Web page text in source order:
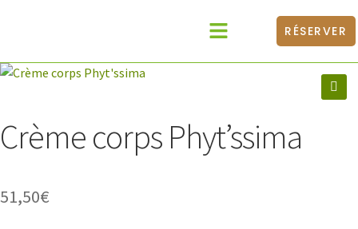
RÉSERVER
Crème corps Phyt’ssima
51,50€